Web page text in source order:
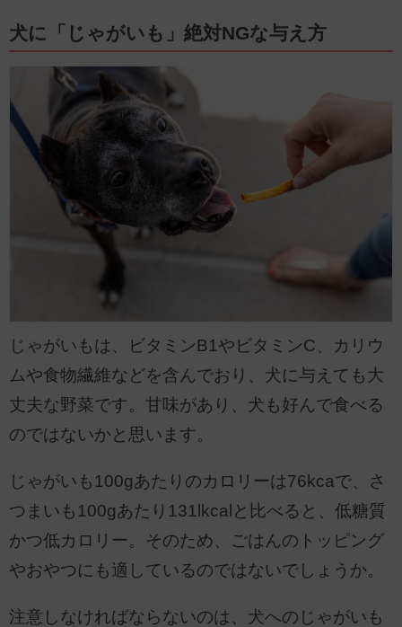
むアロマに関する情報をお届けします。
犬に「じゃがいも」絶対NGな与え方
じゃがいもは、ビタミンB1やビタミンC、カリウ
ムや食物繊維などを含んでおり、犬に与えても大
丈夫な野菜です。甘味があり、犬も好んで食べる
のではないかと思います。
じゃがいも100gあたりのカロリーは76kcaで、さ
つまいも100gあたり131lkcalと比べると、低糖質
かつ低カロリー。そのため、ごはんのトッピング
やおやつにも適しているのではないでしょうか。
注意しなければならないのは、犬へのじゃがいも